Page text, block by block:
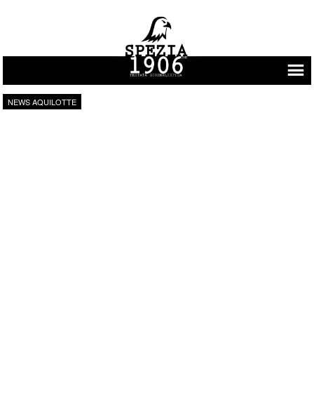
Vai al contenuto
NEWS AQUILOTTE